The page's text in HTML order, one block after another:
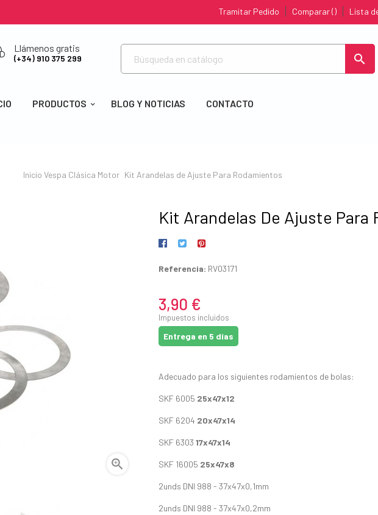
Lista
Comparar
Tramitar Pedido
Llámenos gratis
(+34) 910 375 299 
PRODUCTOS BLOG Y NOTICIAS CONTACTO
Inicio Vespa Clásica Motor Kit Arandelas de Ajuste Para Rodamientos

Kit Arandelas De Ajuste Para
Referencia: RV03171
3,90 €
Impuestos incluidos
Entrega en 5 días
Adecuado para los siguientes rodamientos de bolas:
SKF 6005 25x47x12
SKF 6204 20x47x14
SKF 6303 17x47x14
SKF 16005 25x47x8
2unds DNI 988 - 37x47x0,1mm
2unds DNI 988 - 37x47x0,2mm